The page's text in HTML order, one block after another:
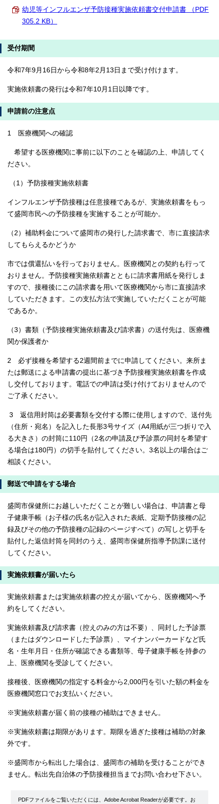
幼児等インフルエンザ予防接種実施依頼書交付申請書 （PDF
305.2 KB）
受付期間
令和7年9月16日から令和8年2月13日まで受け付けます。
実施依頼書の発行は令和7年10月1日以降です。
申請前の注意点
1 医療機関への確認
希望する医療機関に事前に以下のことを確認の上、申請してく
ださい。
（1）予防接種実施依頼書
インフルエンザ予防接種は任意接種であるが、実施依頼書をもっ
て盛岡市民への予防接種を実施することが可能か。
（2）補助料金について盛岡市の発行した請求書で、市に直接請求
してもらえるかどうか
市では償還払いを行っておりません。医療機関との契約も行って
おりません。予防接種実施依頼書とともに請求書用紙を発行しま
すので、接種後にこの請求書を用いて医療機関から市に直接請求
していただきます。この支払方法で実施していただくことが可能
であるか。
（3）書類（予防接種実施依頼書及び請求書）の送付先は、医療機
関か保護者か
2 必ず接種を希望する2週間前までに申請してください。来所ま
たは郵送による申請書の提出に基づき予防接種実施依頼書を作成
し交付しております。電話での申請は受け付けておりませんので
ご了承ください。
3 返信用封筒は必要書類を交付する際に使用しますので、送付先
（住所・宛名）を記入した長形3号サイズ（A4用紙が三つ折りで入
る大きさ）の封筒に110円（2名の申請及び予診票の同封を希望す
る場合は180円）の切手を貼付してください。3名以上の場合はご
相談ください。
郵送で申請をする場合
盛岡市保健所にお越しいただくことが難しい場合は、申請書と母
子健康手帳（お子様の氏名が記入された表紙、定期予防接種の記
録及びその他の予防接種の記録のページすべて）の写しと切手を
貼付した返信封筒を同封のうえ、盛岡市保健所指導予防課に送付
してください。
実施依頼書が届いたら
実施依頼書または実施依頼書の控えが届いてから、医療機関へ予
約をしてください。
実施依頼書及び請求書（控えのみの方は不要）、同封した予診票
（またはダウンロードした予診票）、マイナンバーカードなど氏
名・生年月日・住所が確認できる書類等、母子健康手帳を持参の
上、医療機関を受診してください。
接種後、医療機関の指定する料金から2,000円を引いた額の料金を
医療機関窓口でお支払いください。
※実施依頼書が届く前の接種の補助はできません。
※実施依頼書は期限があります。期限を過ぎた接種は補助の対象
外です。
※盛岡市から転出した場合は、盛岡市の補助を受けることができ
ません。転出先自治体の予防接種担当までお問い合わせ下さい。
PDFファイルをご覧いただくには、Adobe Acrobat Readerが必要です。お